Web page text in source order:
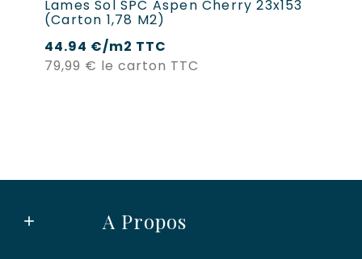
Lames Sol SPC Aspen Cherry 23x153
(carton 1,78 M2)
44.94 €/m2 TTC
79,99 € le carton TTC
A Propos
